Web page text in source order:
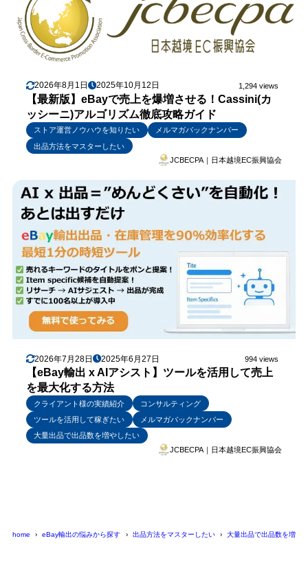
2026年8月1日 2025年10月12日 1,294 views
【最新版】eBayで売上を爆増させる！Cassini(カ
ッシーニ)アルゴリズム徹底攻略ガイド
ストア運営ノウハウを知りたい
メルマガバックナンバー
出品方法をマスターしたい
JCBECPA｜日本越境EC振興協会
2026年7月28日 2025年6月27日 994 views
【eBay輸出 x AIアシスト】ツールを活用して売上
を最大化する方法
クライアント様の実績紹介
コンサルティング
ツールを活用して稼ぎたい
メルマガバックナンバー
大量出品で出品数を増やしたい
JCBECPA｜日本越境EC振興協会
home eBay輸出の悩みから探す 出品方法をマスターしたい 大量出品で出品数を増や